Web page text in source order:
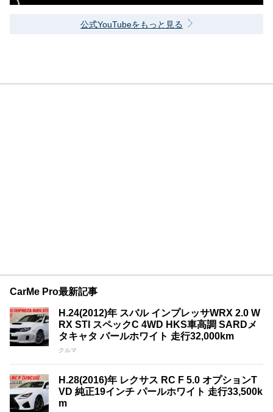
公式YouTubeをもっと見る
CarMe Pro最新記事
H.24(2012)年 スバル インプレッサWRX 2.0 W
RX STI スペックC 4WD HKS車高調 SARDメ
タキャタ パールホワイト 走行32,000km
クルマ
H.28(2016)年 レクサス RC F 5.0 オプションT
VD 純正19インチ パールホワイト 走行33,500k
m